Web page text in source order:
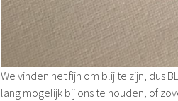
We vinden het fijn om blij te zijn, dus
lang mogelijk bij ons te houden, of